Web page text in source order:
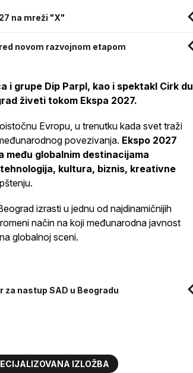
na mreži "X"
novom razvojnom etapom
i grupe Dip Parpl, kao i spektakl Cirk du
živeti tokom Ekspa 2027.
Evropu, u trenutku kada svet traži
povezivanja. Ekspo 2027
među globalnim destinacijama
kultura, biznis, kreativne
izrasti u jednu od najdinamičnijih
način na koji međunarodna javnost
globalnoj sceni.
za nastup SAD u Beogradu
IZLOŽBA